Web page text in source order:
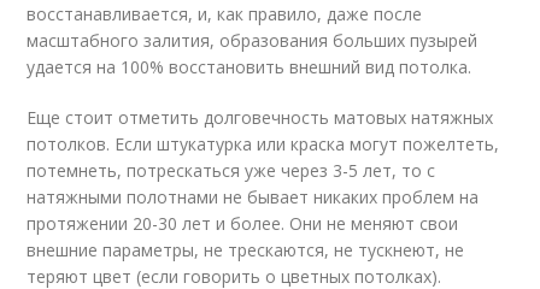
восстанавливается, и, как правило, даже после
масштабного залития, образования больших пузырей
удается на 100% восстановить внешний вид потолка.
Еще стоит отметить долговечность матовых натяжных
потолков. Если штукатурка или краска могут пожелтеть,
потемнеть, потрескаться уже через 3-5 лет, то с
натяжными полотнами не бывает никаких проблем на
протяжении 20-30 лет и более. Они не меняют свои
внешние параметры, не трескаются, не тускнеют, не
теряют цвет (если говорить о цветных потолках).